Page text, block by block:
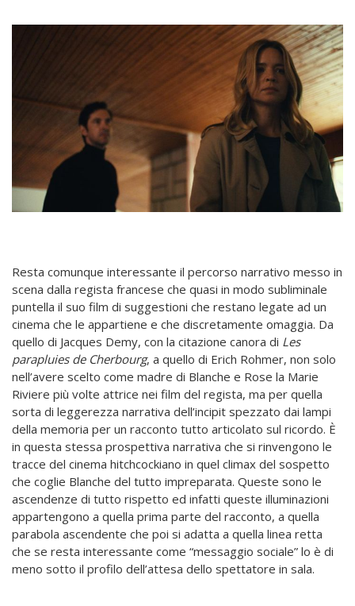
Resta comunque interessante il percorso narrativo messo in
scena dalla regista francese che quasi in modo subliminale
puntella il suo film di suggestioni che restano legate ad un
cinema che le appartiene e che discretamente omaggia. Da
quello di Jacques Demy, con la citazione canora di Les
parapluies de Cherbourg, a quello di Erich Rohmer, non solo
nell’avere scelto come madre di Blanche e Rose la Marie
Riviere più volte attrice nei film del regista, ma per quella
sorta di leggerezza narrativa dell’incipit spezzato dai lampi
della memoria per un racconto tutto articolato sul ricordo. È
in questa stessa prospettiva narrativa che si rinvengono le
tracce del cinema hitchcockiano in quel climax del sospetto
che coglie Blanche del tutto impreparata. Queste sono le
ascendenze di tutto rispetto ed infatti queste illuminazioni
appartengono a quella prima parte del racconto, a quella
parabola ascendente che poi si adatta a quella linea retta
che se resta interessante come “messaggio sociale” lo è di
meno sotto il profilo dell’attesa dello spettatore in sala.